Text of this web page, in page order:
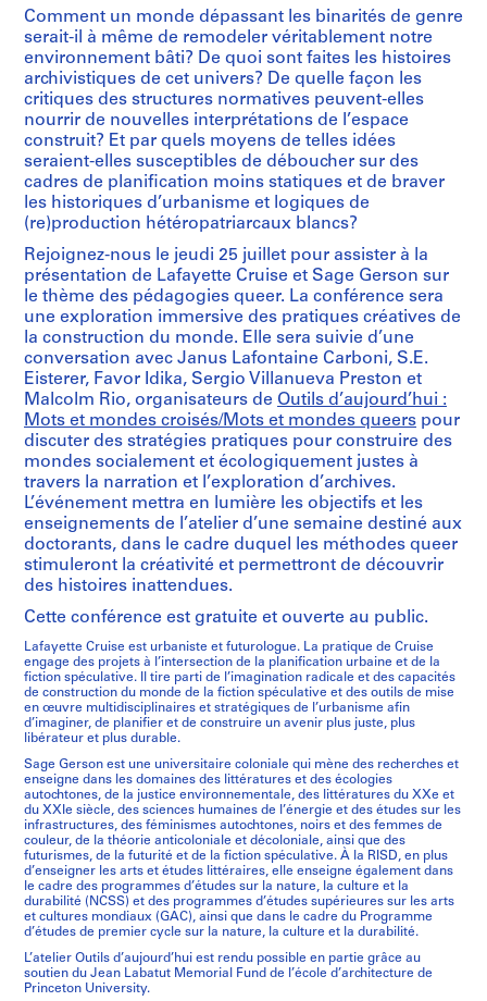
Comment un monde dépassant les binarités de genre
serait-il à même de remodeler véritablement notre
environnement bâti? De quoi sont faites les histoires
archivistiques de cet univers? De quelle façon les
critiques des structures normatives peuvent-elles
nourrir de nouvelles interprétations de l’espace
construit? Et par quels moyens de telles idées
seraient-elles susceptibles de déboucher sur des
cadres de planification moins statiques et de braver
les historiques d’urbanisme et logiques de
(re)production hétéropatriarcaux blancs?
Rejoignez-nous le jeudi 25 juillet pour assister à la
présentation de Lafayette Cruise et Sage Gerson sur
le thème des pédagogies queer. La conférence sera
une exploration immersive des pratiques créatives de
la construction du monde. Elle sera suivie d’une
conversation avec Janus Lafontaine Carboni, S.E.
Eisterer, Favor Idika, Sergio Villanueva Preston et
Malcolm Rio, organisateurs de Outils d’aujourd’hui :
Mots et mondes croisés/Mots et mondes queers pour
discuter des stratégies pratiques pour construire des
mondes socialement et écologiquement justes à
travers la narration et l’exploration d’archives.
L’événement mettra en lumière les objectifs et les
enseignements de l’atelier d’une semaine destiné aux
doctorants, dans le cadre duquel les méthodes queer
stimuleront la créativité et permettront de découvrir
des histoires inattendues.
Cette conférence est gratuite et ouverte au public.
Lafayette Cruise est urbaniste et futurologue. La pratique de Cruise
engage des projets à l’intersection de la planification urbaine et de la
fiction spéculative. Il tire parti de l’imagination radicale et des capacités
de construction du monde de la fiction spéculative et des outils de mise
en œuvre multidisciplinaires et stratégiques de l’urbanisme afin
d’imaginer, de planifier et de construire un avenir plus juste, plus
libérateur et plus durable.
Sage Gerson est une universitaire coloniale qui mène des recherches et
enseigne dans les domaines des littératures et des écologies
autochtones, de la justice environnementale, des littératures du XXe et
du XXIe siècle, des sciences humaines de l’énergie et des études sur les
infrastructures, des féminismes autochtones, noirs et des femmes de
couleur, de la théorie anticoloniale et décoloniale, ainsi que des
futurismes, de la futurité et de la fiction spéculative. À la RISD, en plus
d’enseigner les arts et études littéraires, elle enseigne également dans
le cadre des programmes d’études sur la nature, la culture et la
durabilité (NCSS) et des programmes d’études supérieures sur les arts
et cultures mondiaux (GAC), ainsi que dans le cadre du Programme
d’études de premier cycle sur la nature, la culture et la durabilité.
L’atelier Outils d’aujourd’hui est rendu possible en partie grâce au
soutien du Jean Labatut Memorial Fund de l’école d’architecture de
Princeton University.